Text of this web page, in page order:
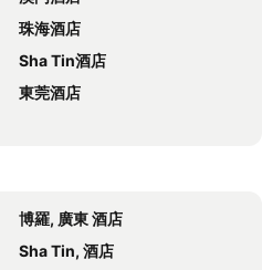
Courtyard by Marriott Hong Kong Sha Tin
Harbour Grand Hong Kong
Hyatt Regency Hong Kong, Sha Tin
香港惠华宾馆(wai Wah Guesthouse)
West Hotel
Wan Chai Metro Station
深水埗區
Kowloon Metro Station
Wong Tai Sin Metro Station
Kwun Tong Metro Station
珠海酒店
Sha Tin酒店
東莞酒店
博羅, 廣東 酒店
Sha Tin, 酒店